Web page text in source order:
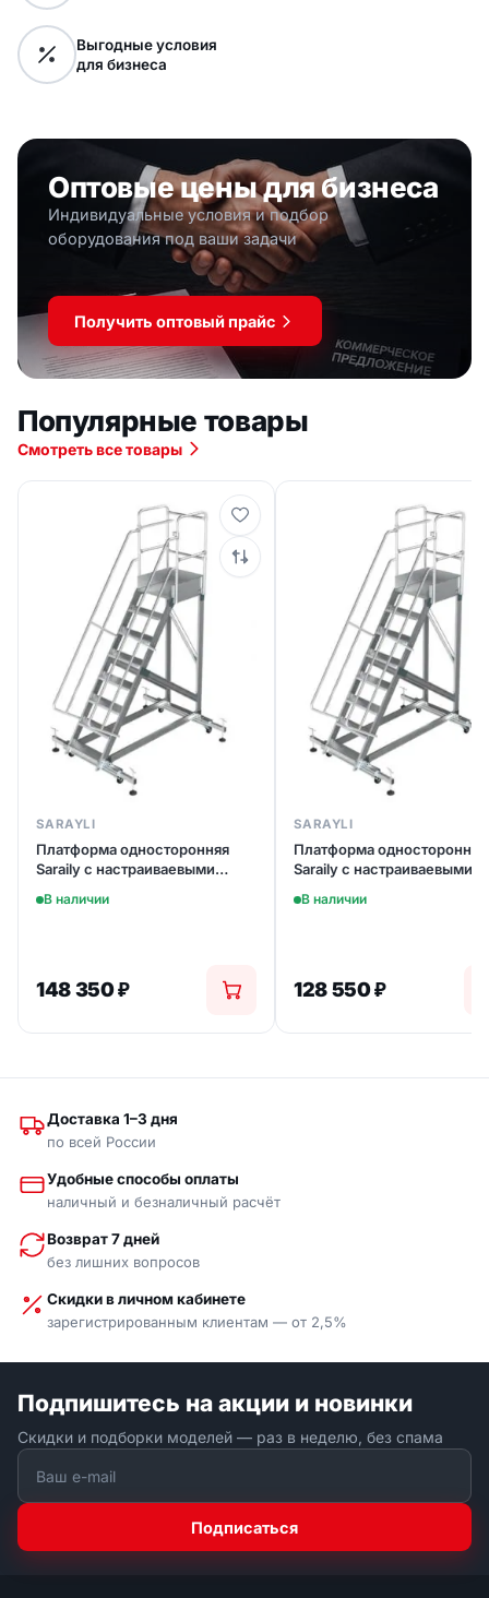
Выгодные условия
для бизнеса
Оптовые цены для бизнеса
Индивидуальные условия и подбор
оборудования под ваши задачи
Получить оптовый прайс
Популярные товары
Смотреть все товары
SARAYLI
Платформа односторонняя
Saraily с настраиваевыми
В наличии
148 350₽
SARAYLI
Платформа односторонняя
Saraily с настраиваевыми
В наличии
128 550₽
Доставка 1–3 дня
по всей России
Удобные способы оплаты
наличный и безналичный расчёт
Возврат 7 дней
без лишних вопросов
Скидки в личном кабинете
зарегистрированным клиентам — от 2,5%
Подпишитесь на акции и новинки
Скидки и подборки моделей — раз в неделю, без спама
Подписаться